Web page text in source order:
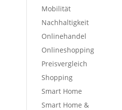
Mobilität
Nachhaltigkeit
Onlinehandel
Onlineshopping
Preisvergleich
Shopping
Smart Home
Smart Home &